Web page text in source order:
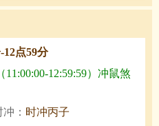
12点59分
12:59:59）冲鼠煞
冲： 时冲丙子